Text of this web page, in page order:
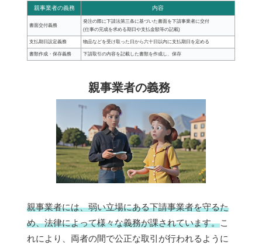
親事業者の義務 内容
書面交付義務
発注の際に下請法第三条に基づいた書面を下請事業者に交付
(仕事の完成を求める期日や支払金額等の記載)
支払期日設定義務 物品などを受け取った日から六十日以内に支払期日を定める
書類作成・保存義務 下請取引の内容を記載した書類を作成し、保存
親事業者の義務
親事業者には、弱い立場にある下請事業者を守るた
め、法律によって様々な義務が課されています。こ
れにより、両者の間で公正な取引が行われるように